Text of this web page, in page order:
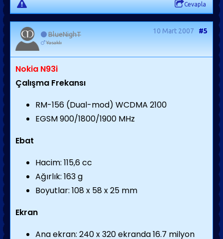
Cevapla
BlueNighT
Yasaklı
10 Mart 2007 #5
Nokia N93i
Çalışma Frekansı
RM-156 (Dual-mod) WCDMA 2100
EGSM 900/1800/1900 MHz
Ebat
Hacim: 115,6 cc
Ağırlık: 163 g
Boyutlar: 108 x 58 x 25 mm
Ekran
Ana ekran: 240 x 320 ekranda 16.7 milyon